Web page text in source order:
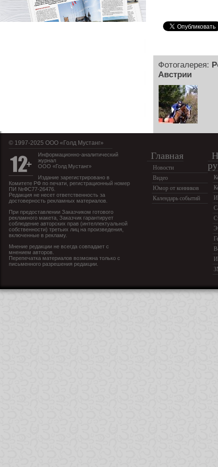
Фотогалерея:
Австрии
© 1997-2025 OOO «Голд Мустанг»
Информационно-аналитический
журнал
ООО «Голд Мустанг»
Издание зарегистрировано в
Комитете РФ по печати, регистрационный номер
ПИ №ФС77-26476.
Редакция не несет ответственность за
достоверность рекламных материалов.
При предоставлении Заказчиком готового
рекламного макета, Заказчик гарантирует
соблюдение авторских прав (интеллектуальной
собственности) третьих лиц на произведения,
включенные в рекламу.
Мнение редакции не всегда совпадает с
мнением авторов.
Перепечатка материалов возможна только с
письменного разрешения редакции.
Главная
Новости
Видео
Юмор от конников
Календарь событий